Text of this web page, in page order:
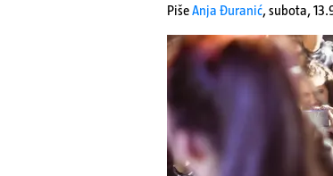
PišeAnja Đuranić,subota,